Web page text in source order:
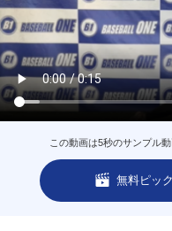
この動画は5秒のサンプル
無料ピッ